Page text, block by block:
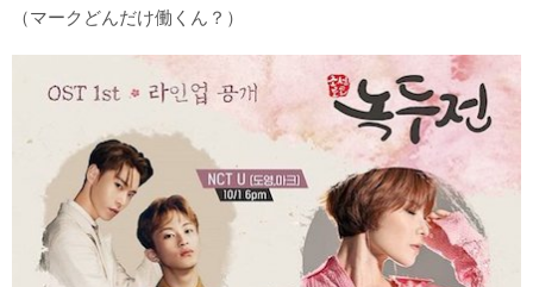
（マークどんだけ働くん？）